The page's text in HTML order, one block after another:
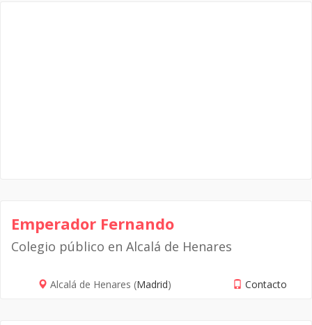
Emperador Fernando
Colegio público en Alcalá de Henares
Alcalá de Henares (Madrid) Contacto